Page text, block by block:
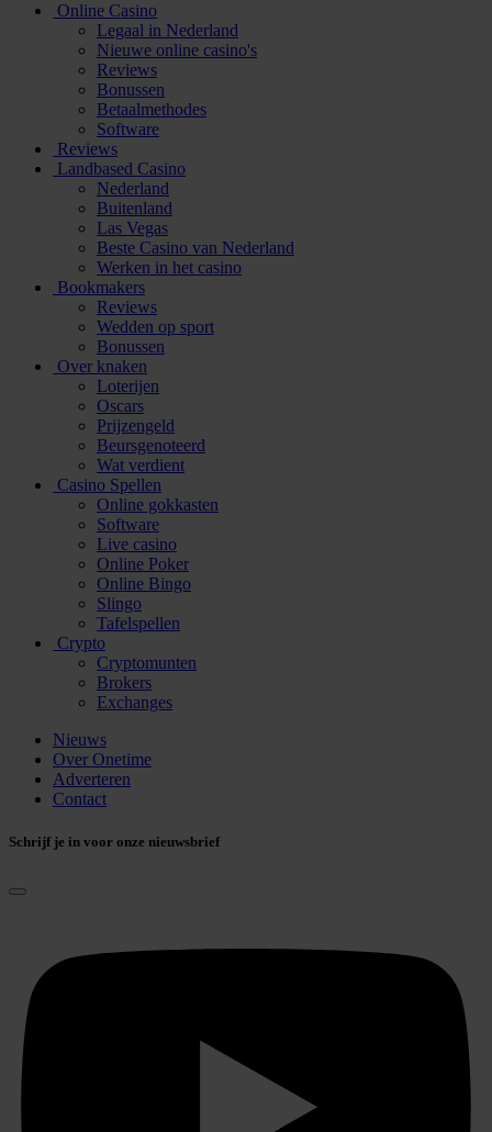
Online Casino
Legaal in Nederland
Nieuwe online casino's
Reviews
Bonussen
Betaalmethodes
Software
Reviews
Landbased Casino
Nederland
Buitenland
Las Vegas
Beste Casino van Nederland
Werken in het casino
Bookmakers
Reviews
Wedden op sport
Bonussen
Over knaken
Loterijen
Oscars
Prijzengeld
Beursgenoteerd
Wat verdient
Casino Spellen
Online gokkasten
Software
Live casino
Online Poker
Online Bingo
Slingo
Tafelspellen
Crypto
Cryptomunten
Brokers
Exchanges
Nieuws
Over Onetime
Adverteren
Contact
Schrijf je in voor onze nieuwsbrief